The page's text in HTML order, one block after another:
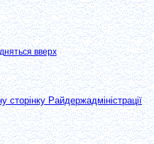
вверх
сторінку Райдержадміністрації